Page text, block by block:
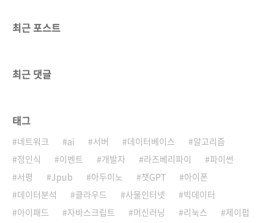
최근 포스트
최근 댓글
태그
네트워크 ai 서버 데이터베이스
알고리즘
정인식
이벤트 개발자 라즈베리파이
파이썬
서평
Jpub 아두이노 챗GPT
아이폰
데이터분석
클라우드 사물인터넷
빅데이터
아이패드
자바스크립트 머신러닝 리눅스
제이펍